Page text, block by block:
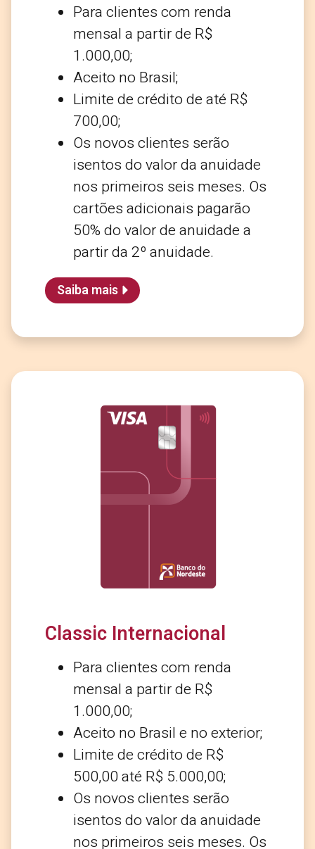
Para clientes com renda
mensal a partir de R$
1.000,00;
Aceito no Brasil;
Limite de crédito de até R$
700,00;
Os novos clientes serão
isentos do valor da anuidade
nos primeiros seis meses. Os
cartões adicionais pagarão
50% do valor de anuidade a
partir da 2º anuidade.
Saiba mais
Classic Internacional
Para clientes com renda
mensal a partir de R$
1.000,00;
Aceito no Brasil e no exterior;
Limite de crédito de R$
500,00 até R$ 5.000,00;
Os novos clientes serão
isentos do valor da anuidade
nos primeiros seis meses. Os